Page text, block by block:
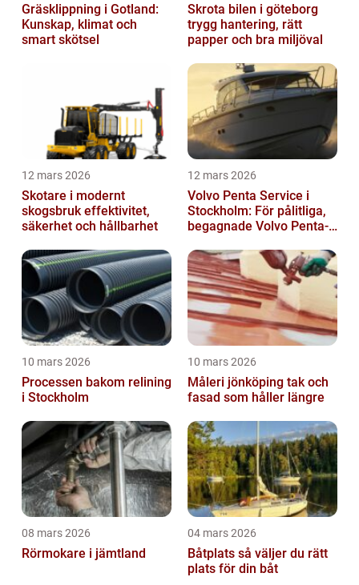
Gräsklippning i Gotland:
Kunskap, klimat och
smart skötsel
Skrota bilen i göteborg
trygg hantering, rätt
papper och bra miljöval
12 mars 2026
Skotare i modernt
skogsbruk effektivitet,
säkerhet och hållbarhet
12 mars 2026
Volvo Penta Service i
Stockholm: För pålitliga,
begagnade Volvo Penta-
10 mars 2026
Processen bakom relining
i Stockholm
10 mars 2026
Måleri jönköping tak och
fasad som håller längre
08 mars 2026
Rörmokare i jämtland
04 mars 2026
Båtplats så väljer du rätt
plats för din båt